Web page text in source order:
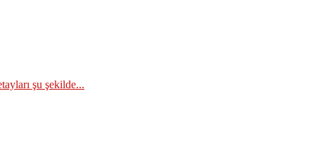
şu şekilde...